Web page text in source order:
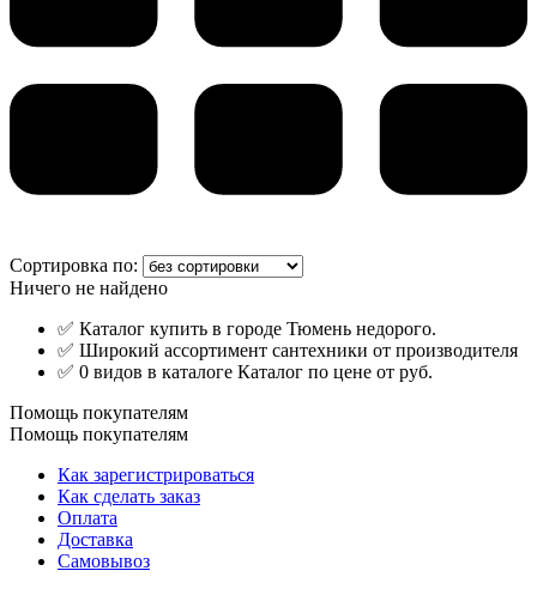
Сортировка по:
Ничего не найдено
✅ Каталог купить в городе Тюмень недорого.
✅ Широкий ассортимент сантехники от производителя
✅ 0 видов в каталоге Каталог по цене от руб.
Помощь покупателям
Помощь покупателям
Как зарегистрироваться
Как сделать заказ
Оплата
Доставка
Самовывоз